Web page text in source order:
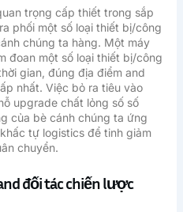
trọng cấp thiết trong sắp
phối một số loại thiết bị/công
chúng ta hàng. Một máy
đoan một số loại thiết bị/công
gian, đúng địa điểm and
nhất. Việc bỏ ra tiêu vào
upgrade chất lỏng số số
của bè cánh chúng ta ứng
tự logistics để tinh giảm
chuyển.
đối tác chiến lược